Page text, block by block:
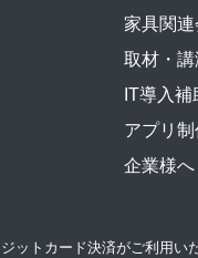
家具関
取材・
IT導入
アプリ
企業様へ
ットカード決済がご利用い